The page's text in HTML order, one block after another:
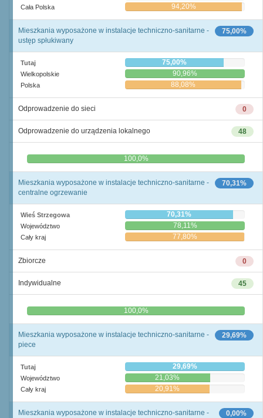
Cała Polska 94,20%
75,00%
Mieszkania wyposażone w instalacje techniczno-sanitarne -
ustęp spłukiwany
Tutaj 75,00%
Wielkopolskie 90,96%
Polska 88,08%
0
Odprowadzenie do sieci
48
Odprowadzenie do urządzenia lokalnego
0,0% 100,0%
70,31%
Mieszkania wyposażone w instalacje techniczno-sanitarne -
centralne ogrzewanie
Wieś Strzegowa 70,31%
Województwo 78,11%
Cały kraj 77,80%
0
Zbiorcze
45
Indywidualne
0,0% 100,0%
29,69%
Mieszkania wyposażone w instalacje techniczno-sanitarne -
piece
Tutaj 29,69%
Województwo 21,03%
Cały kraj 20,91%
0,00%
Mieszkania wyposażone w instalacje techniczno-sanitarne -